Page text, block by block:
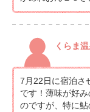
くらま
7月22日に宿泊さ
です！薄味が好
のですが、特に